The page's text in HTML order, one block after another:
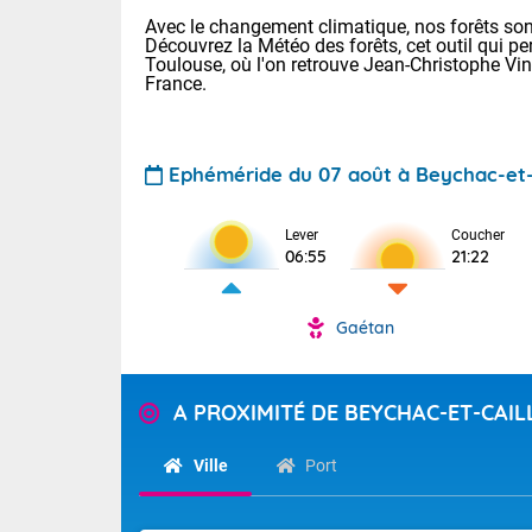
Avec le changement climatique, nos forêts
Découvrez la Météo des forêts, cet outil qui
Toulouse, où l'on retrouve Jean-Christophe
France.
Ephéméride du 07 août à Beychac-
Lever
06:55
Coucher
21:22
Gaétan
A PROXIMITÉ DE BEYCHAC-ET-
Ville Port
Voici les
: 11/25
Limoges :
Aujourd'hui
La journée